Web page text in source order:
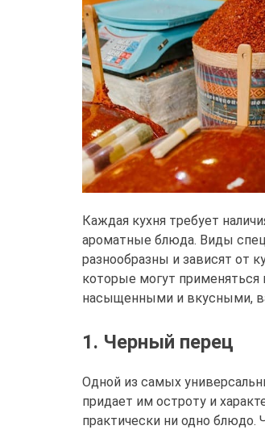
Каждая кухня требует
ароматные блюда. Виды
разнообразны и зависят от
которые могут
насыщенными и вкусными,
1. Черный перец
Одной из самых
придает им остроту и
практически ни одно